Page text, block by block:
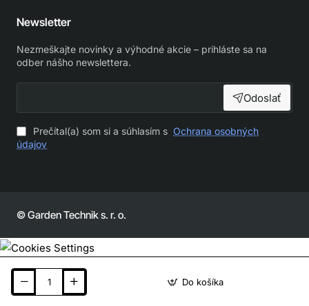
Do košíka
Newsletter
Nezmeškajte novinky a výhodné akcie – prihláste sa na
odber nášho newslettera.
Odoslať
Prečítal(a) som si a súhlasím s Ochrana osobných
údajov
© Garden Technik s. r. o.